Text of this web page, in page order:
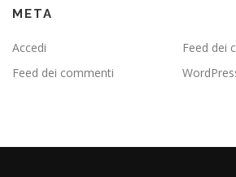
META
Accedi
Feed dei
Feed dei commenti